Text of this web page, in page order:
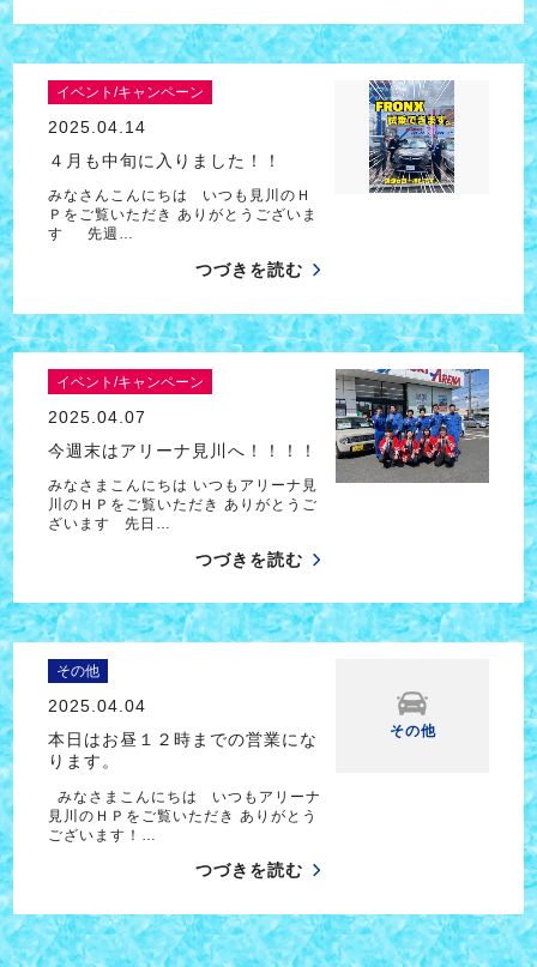
イベント/キャンペーン
2025.04.14
４月も中旬に入りました！！
みなさんこんにちは いつも見川のＨ
Ｐをご覧いただき ありがとうございま
す 先週…
つづきを読む
イベント/キャンペーン
2025.04.07
今週末はアリーナ見川へ！！！！
みなさまこんにちは いつもアリーナ見
川のＨＰをご覧いただき ありがとうご
ざいます 先日…
つづきを読む
その他
2025.04.04
本日はお昼１２時までの営業にな
ります。
みなさまこんにちは いつもアリーナ
見川のＨＰをご覧いただき ありがとう
ございます！…
つづきを読む
その他